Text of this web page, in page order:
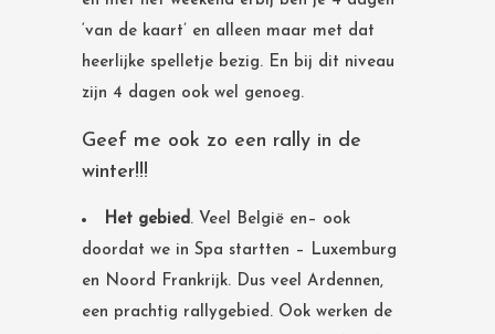
‘van de kaart’ en alleen maar met dat
heerlijke spelletje bezig. En bij dit niveau
zijn 4 dagen ook wel genoeg.
Geef me ook zo een rally in de
winter!!!
Het gebied. Veel België en– ook
doordat we in Spa startten – Luxemburg
en Noord Frankrijk. Dus veel Ardennen,
een prachtig rallygebied. Ook werken de